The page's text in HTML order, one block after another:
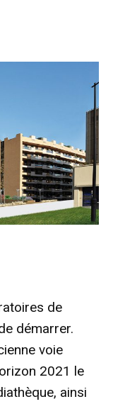
de
démarrer.
voie
2021 le
ainsi